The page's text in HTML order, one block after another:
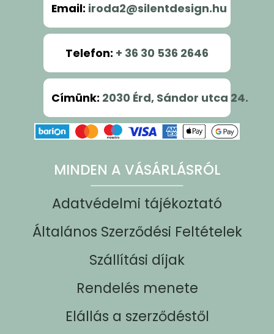
MINDEN A VÁSÁRLÁSRÓL
Adatvédelmi tájékoztató
Általános Szerződési Feltételek
Szállítási díjak
Rendelés menete
Elállás a szerződéstől
Email: iroda2@silentdesign.hu
Telefon: + 36 30 536 2646
Címünk: 2030 Érd, Sándor utca 24.